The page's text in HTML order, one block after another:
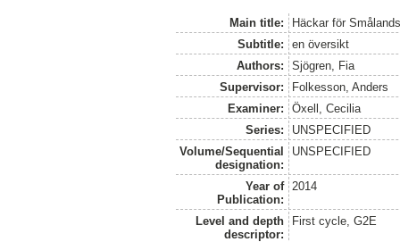
Main title:
Häckar för
Subtitle:
en översikt
Authors:
Sjögren, Fia
Supervisor:
Folkesson, Anders
Examiner:
Öxell, Cecilia
Series:
UNSPECIFIED
Volume/Sequential
designation:
UNSPECIFIED
Year of
Publication:
2014
Level and depth
descriptor:
First cycle, G2E